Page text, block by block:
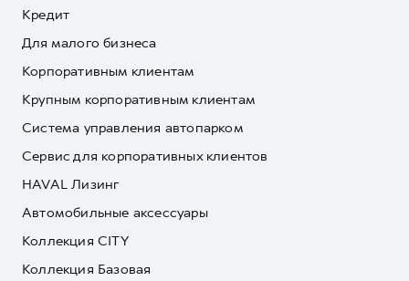
Кредит
Для малого бизнеса
Корпоративным клиентам
Крупным корпоративным клиентам
Система управления автопарком
Сервис для корпоративных клиентов
HAVAL Лизинг
Автомобильные аксессуары
Коллекция CITY
Коллекция Базовая